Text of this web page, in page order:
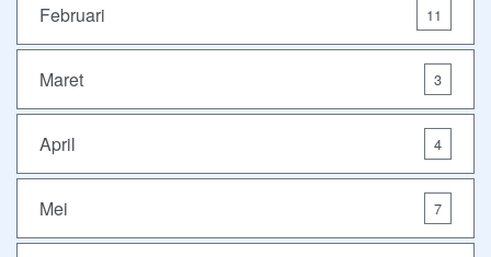
Februari 11
Maret 3
April 4
Mei 7